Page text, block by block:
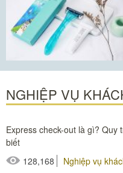
NGHIỆP VỤ
Express check-out là gì? Quy
biết
128,168
Nghiệp vụ